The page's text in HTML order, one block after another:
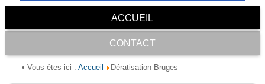
ACCUEIL
CONTACT
• Vous êtes ici : Accueil Dératisation Bruges